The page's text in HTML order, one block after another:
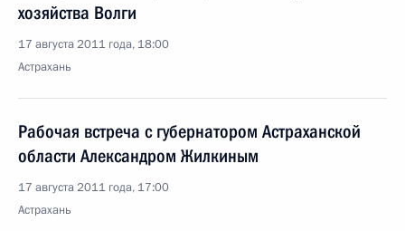
хозяйства Волги
17 августа 2011 года, 18:00
Астрахань
Рабочая встреча с губернатором Астраханской
области Александром Жилкиным
17 августа 2011 года, 17:00
Астрахань